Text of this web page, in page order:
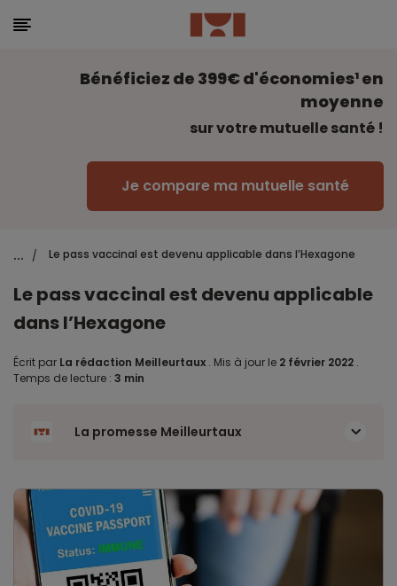
Bénéficiez de 399€ d'économies¹ en
moyenne
sur votre mutuelle santé !
Je compare ma mutuelle santé
... / Le pass vaccinal est devenu applicable dans l’Hexagone
Le pass vaccinal est devenu applicable
dans l’Hexagone
Écrit par La rédaction Meilleurtaux . Mis à jour le 2 février 2022 .
Temps de lecture : 3 min
La promesse Meilleurtaux